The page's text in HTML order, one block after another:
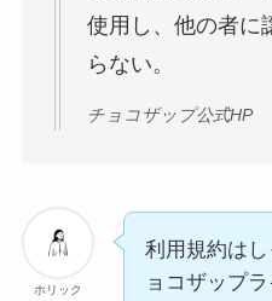
使用し、他の者に
らない。
チョコザップ公式HP
ホリック
利用規約は
ョコザップ